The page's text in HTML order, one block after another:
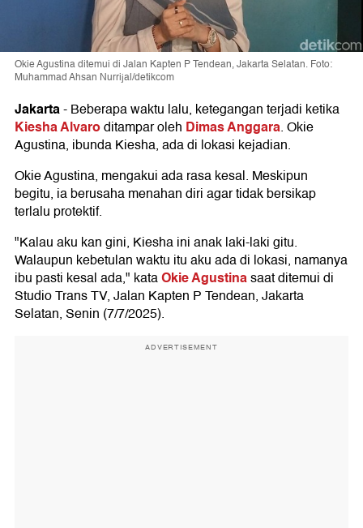
Okie Agustina ditemui di Jalan Kapten P Tendean, Jakarta Selatan. Foto:
Muhammad Ahsan Nurrijal/detikcom
Jakarta-Beberapa waktu lalu, ketegangan terjadi ketika
Kiesha Alvaroditampar oleh Dimas Anggara. Okie
Agustina, ibunda Kiesha, ada di lokasi kejadian.
Okie Agustina, mengakui ada rasa kesal. Meskipun
begitu, ia berusaha menahan diri agar tidak bersikap
terlalu protektif.
"Kalau aku kan gini, Kiesha ini anak laki-laki gitu.
Walaupun kebetulan waktu itu aku ada di lokasi, namanya
ibu pasti kesal ada," kataOkie Agustinasaat ditemui di
Studio Trans TV, Jalan Kapten P Tendean, Jakarta
Selatan, Senin (7/7/2025).
ADVERTISEMENT